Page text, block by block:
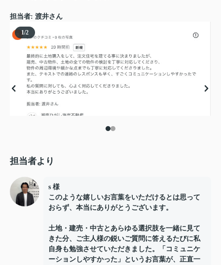
担当者: 渡井さん
1/2
担当者より
s 様
このような嬉しいお言葉をいただけるとは思って
おらず、本当にありがとうございます。
土地・建売・中古とあらゆる選択肢を一緒に見て
きた分、ご主人様の鋭いご質問に答えるたびに私
自身も勉強させていただきました。「コミュニケ
ーションしやすかった」というお言葉が、正直一